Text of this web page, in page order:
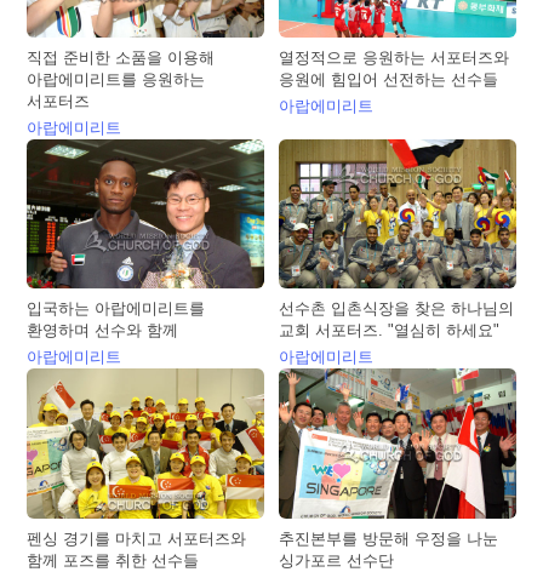
직접 준비한 소품을 이용해
아랍에미리트를 응원하는
서포터즈
아랍에미리트
열정적으로 응원하는 서포터즈와
응원에 힘입어 선전하는 선수들
아랍에미리트
입국하는 아랍에미리트를
환영하며 선수와 함께
아랍에미리트
선수촌 입촌식장을 찾은 하나님의
교회 서포터즈. "열심히 하세요"
아랍에미리트
펜싱 경기를 마치고 서포터즈와
함께 포즈를 취한 선수들
추진본부를 방문해 우정을 나눈
싱가포르 선수단